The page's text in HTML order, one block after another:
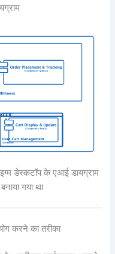
डेस्कटॉप के एआई डायग्राम
गया था
करने का तरीका